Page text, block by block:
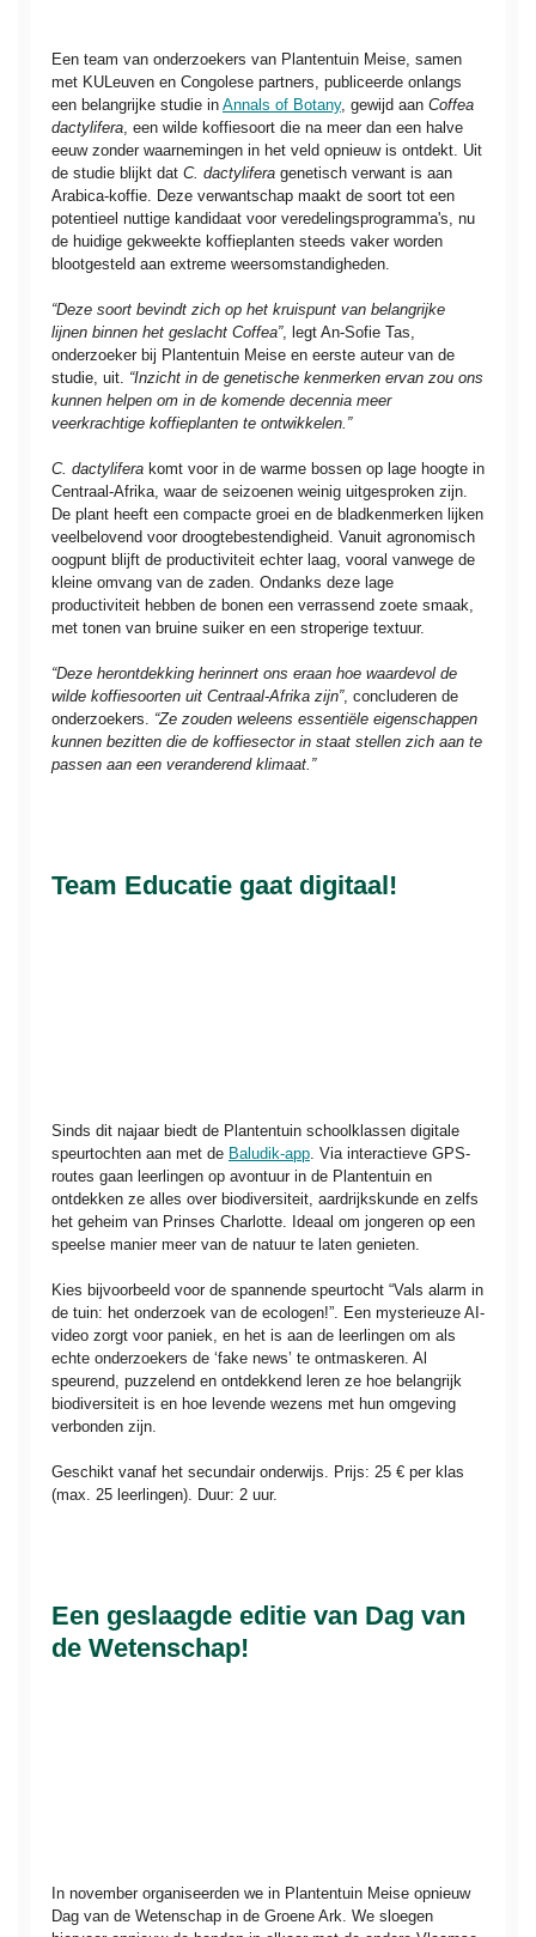
Een team van onderzoekers van Plantentuin Meise, samen
met KULeuven en Congolese partners, publiceerde onlangs
een belangrijke studie in Annals of Botany, gewijd aan Coffea
dactylifera, een wilde koffiesoort die na meer dan een halve
eeuw zonder waarnemingen in het veld opnieuw is ontdekt. Uit
de studie blijkt dat C. dactylifera genetisch verwant is aan
Arabica-koffie. Deze verwantschap maakt de soort tot een
potentieel nuttige kandidaat voor veredelingsprogramma's, nu
de huidige gekweekte koffieplanten steeds vaker worden
blootgesteld aan extreme weersomstandigheden.
“Deze soort bevindt zich op het kruispunt van belangrijke
lijnen binnen het geslacht Coffea”, legt An-Sofie Tas,
onderzoeker bij Plantentuin Meise en eerste auteur van de
studie, uit. “Inzicht in de genetische kenmerken ervan zou ons
kunnen helpen om in de komende decennia meer
veerkrachtige koffieplanten te ontwikkelen.”
C. dactylifera komt voor in de warme bossen op lage hoogte in
Centraal-Afrika, waar de seizoenen weinig uitgesproken zijn.
De plant heeft een compacte groei en de bladkenmerken lijken
veelbelovend voor droogtebestendigheid. Vanuit agronomisch
oogpunt blijft de productiviteit echter laag, vooral vanwege de
kleine omvang van de zaden. Ondanks deze lage
productiviteit hebben de bonen een verrassend zoete smaak,
met tonen van bruine suiker en een stroperige textuur.
“Deze herontdekking herinnert ons eraan hoe waardevol de
wilde koffiesoorten uit Centraal-Afrika zijn”, concluderen de
onderzoekers. “Ze zouden weleens essentiële eigenschappen
kunnen bezitten die de koffiesector in staat stellen zich aan te
passen aan een veranderend klimaat.”
Team Educatie gaat digitaal!
Sinds dit najaar biedt de Plantentuin schoolklassen digitale
speurtochten aan met de Baludik-app. Via interactieve GPS-
routes gaan leerlingen op avontuur in de Plantentuin en
ontdekken ze alles over biodiversiteit, aardrijkskunde en zelfs
het geheim van Prinses Charlotte. Ideaal om jongeren op een
speelse manier meer van de natuur te laten genieten.
Kies bijvoorbeeld voor de spannende speurtocht “Vals alarm in
de tuin: het onderzoek van de ecologen!”. Een mysterieuze AI-
video zorgt voor paniek, en het is aan de leerlingen om als
echte onderzoekers de ‘fake news’ te ontmaskeren. Al
speurend, puzzelend en ontdekkend leren ze hoe belangrijk
biodiversiteit is en hoe levende wezens met hun omgeving
verbonden zijn.
Geschikt vanaf het secundair onderwijs. Prijs: 25 € per klas
(max. 25 leerlingen). Duur: 2 uur.
Een geslaagde editie van Dag van
de Wetenschap!
In november organiseerden we in Plantentuin Meise opnieuw
Dag van de Wetenschap in de Groene Ark. We sloegen